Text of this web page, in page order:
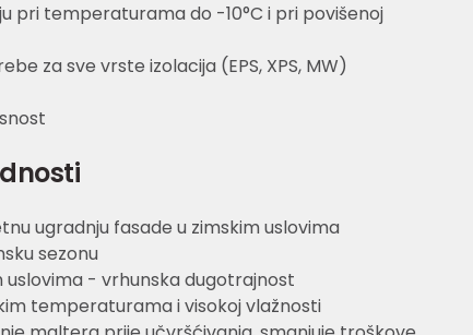
pri temperaturama do -10°C i pri povišenoj
za sve vrste izolacija (EPS, XPS, MW)
ugradnju fasade u zimskim uslovima
sezonu
uslovima - vrhunska dugotrajnost
temperaturama i visokoj vlažnosti